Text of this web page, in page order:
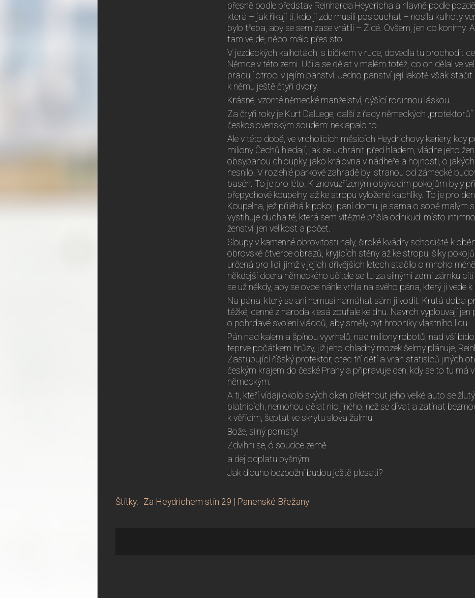
přesně podle představ Reinharda Heydricha a hlavně podle
která – jak říkají ti, kdo ji zde musili poslouchat – nosila kalhoty
bylo třeba, aby se sem zase vrátili – Židé. Ovšem, jen do konírny.
tam vejde, něco málo přes sto.
V jezdeckých kalhotách, s bičíkem v ruce, dovedla tu prochodit
Němce v této zemi. Učila se dělat v malém totéž, co on dělal ve
pracují otroci v jejím panství. Jedno panství její lakotě však stačit
k němu ještě čtyři dvory.
Krásné, vzorné německé manželství, dýšící rodinnou láskou…
Za čtyři roky je Kurt Daluege, další z řady německých
československým soudem: neklapalo to.
Ale v této době, ve vrcholících měsících Heydrichovy kariery, kdy
miliony Čechů hledají, jak se uchránit před hladem, vládne jeho
obsypanou chloupky, jako královna v nádheře a hojnosti, o
nesnilo. V rozlehlé parkové zahradě byl stranou od zámecké
basén. To je pro léto. K znovuzřízeným obývacím pokojům byly
přepychové koupelny, až ke stropu vyložené kachlíky. To je pro
Koupelna, jež přiléhá k pokoji paní domu, je sama o sobě malým
vystihuje ducha té, která sem vítězně přišla odnikud: místo
ženství, jen velikost a počet.
Sloupy v kamenné obrovitosti haly, široké kvádry schodiště k
obrovské čtverce obrazů, kryjících stěny až ke stropu, šiky
určená pro lidi, jimž v jejich dřívějších letech stačilo o mnoho
někdejší dcera německého učitele se tu za silnými zdmi zámku
se už někdy, aby se ovce náhle vrhla na svého pána, který ji vede
Na pána, který se ani nemusí namáhat sám ji vodit. Krutá doba
těžké, cenné z národa klesá zoufale ke dnu. Navrch vyplouvají jen
o pohrdavé svolení vládců, aby směly být hrobníky vlastního lidu.
Pán nad kalem a špínou vyvrhelů, nad miliony robotů, nad vší
teprve počátkem hrůzy, již jeho chladný mozek šelmy plánuje,
Zastupující říšský protektor, otec tří dětí a vrah statisíců jiných
českým krajem do české Prahy a připravuje den, kdy se to tu má
německým.
A ti, kteří vídají okolo svých oken přelétnout jeho velké auto se
blatnících, nemohou dělat nic jiného, než se dívat a zatínat
k věřícím, šeptat ve skrytu slova žalmu:
Bože, silný pomsty!
Zdvihni se, ó soudce země
a dej odplatu pyšným!
Jak dlouho bezbožní budou ještě plesati?
Štítky: Za Heydrichem stín 29 Panenské Břežany